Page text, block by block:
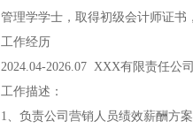
管理学学士，取得初级会计师证
工作经历
2024.04-2026.07 XXX有限责任公
工作描述：
1、负责公司营销人员绩效薪酬方